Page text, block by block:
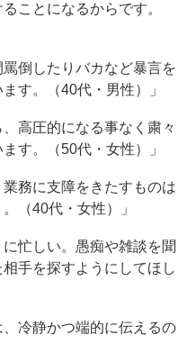
ことになるからです。
罵倒したりバカなど暴言を
す。（40代・男性）」
高圧的になる事なく粛々
す。（50代・女性）」
業務に支障をきたすものは
（40代・女性）」
忙しい。愚痴や雑談を聞
手を探すようにしてほし
冷静かつ端的に伝えるの